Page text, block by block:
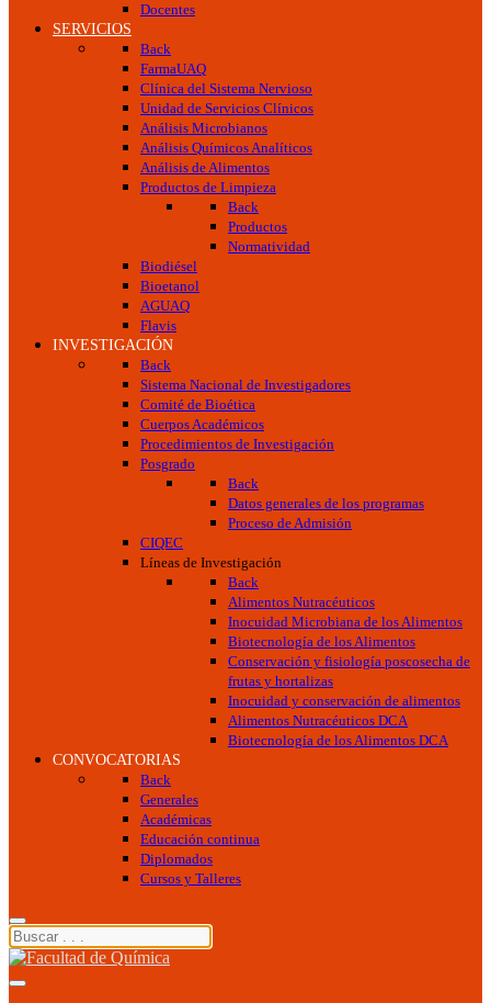
Docentes
SERVICIOS
Back
FarmaUAQ
Clínica del Sistema Nervioso
Unidad de Servicios Clínicos
Análisis Microbianos
Análisis Químicos Analíticos
Análisis de Alimentos
Productos de Limpieza
Back
Productos
Normatividad
Biodiésel
Bioetanol
AGUAQ
Flavis
INVESTIGACIÓN
Back
Sistema Nacional de Investigadores
Comité de Bioética
Cuerpos Académicos
Procedimientos de Investigación
Posgrado
Back
Datos generales de los programas
Proceso de Admisión
CIQEC
Líneas de Investigación
Back
Alimentos Nutracéuticos
Inocuidad Microbiana de los Alimentos
Biotecnología de los Alimentos
Conservación y fisiología poscosecha de
frutas y hortalizas
Inocuidad y conservación de alimentos
Alimentos Nutracéuticos DCA
Biotecnología de los Alimentos DCA
CONVOCATORIAS
Back
Generales
Académicas
Educación continua
Diplomados
Cursos y Talleres